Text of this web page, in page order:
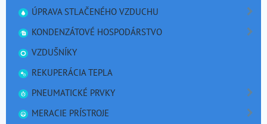
ÚPRAVA STLAČENÉHO VZDUCHU
KONDENZÁTOVÉ HOSPODÁRSTVO
VZDUŠNÍKY
REKUPERÁCIA TEPLA
PNEUMATICKÉ PRVKY
MERACIE PRÍSTROJE